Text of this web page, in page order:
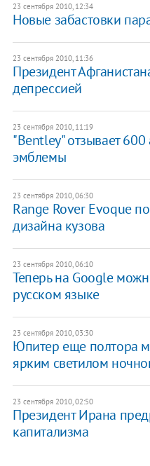
23 сентября 2010, 12:34
Новые забастовки
23 сентября 2010, 11:36
Президент
депрессией
23 сентября 2010, 11:19
"Bentley" отзывает 600
эмблемы
23 сентября 2010, 06:30
Range Rover Evoque
дизайна кузова
23 сентября 2010, 06:10
Теперь на Google
русском языке
23 сентября 2010, 03:30
Юпитер еще полтора
ярким светилом
23 сентября 2010, 02:50
Президент Ирана
капитализма